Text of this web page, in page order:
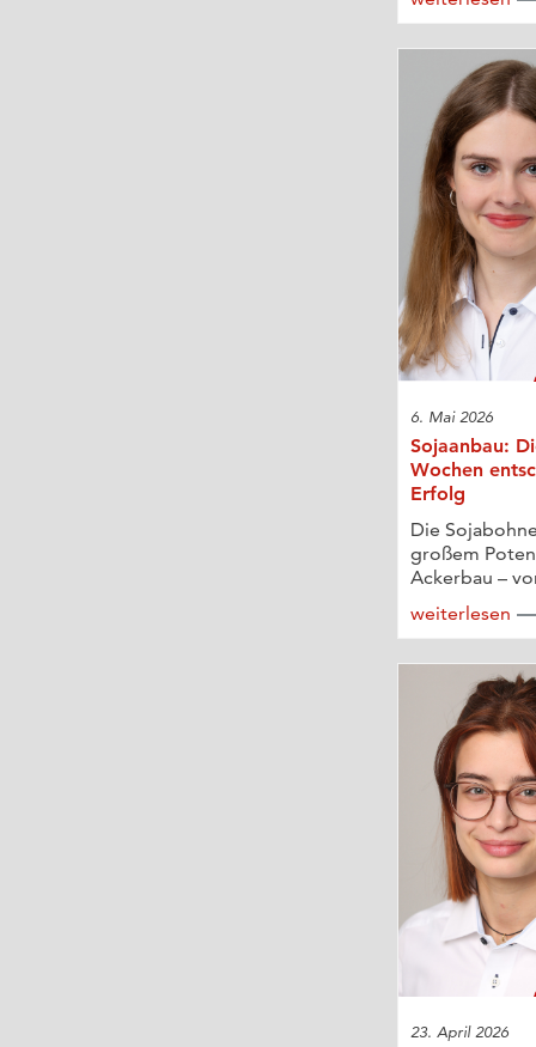
6. Mai 2026
Sojaanbau:
Wochen
Erfolg
Die
großem
Ackerbau –
weiterlesen
23. April 2026